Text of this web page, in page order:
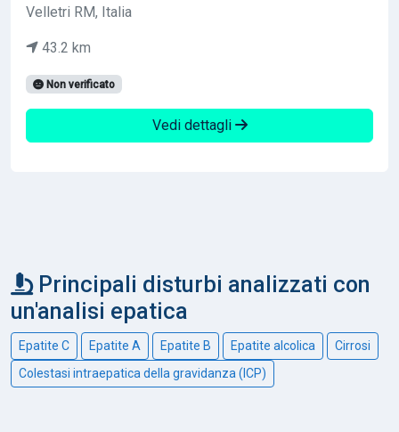
Velletri RM, Italia
43.2 km
Non verificato
Vedi dettagli
Principali disturbi analizzati con
un'analisi epatica
Epatite C Epatite A Epatite B Epatite alcolica
Cirrosi
Colestasi intraepatica della gravidanza (ICP)